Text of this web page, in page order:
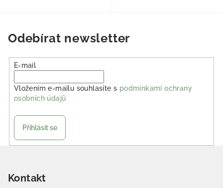
Odebírat newsletter
E-mail
Vložením e-mailu souhlasíte s podmínkami ochrany
osobních údajů
Přihlásit se
Kontakt